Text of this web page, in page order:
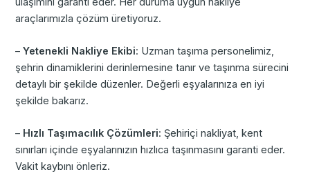
araçlarımızla çözüm üretiyoruz.
–Yetenekli Nakliye Ekibi: Uzman taşıma personelimiz,
şehrin dinamiklerini derinlemesine tanır ve taşınma sürecini
detaylı bir şekilde düzenler. Değerli eşyalarınıza en iyi
şekilde bakarız.
– Hızlı Taşımacılık Çözümleri: Şehiriçi nakliyat, kent
sınırları içinde eşyalarınızın hızlıca taşınmasını garanti eder.
Vakit kaybını önleriz.